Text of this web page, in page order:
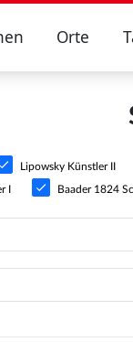
Orte
Lipowsky Künstler II
I Baader 1824